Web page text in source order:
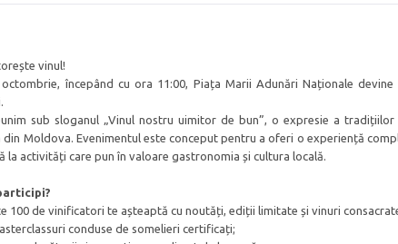
vinul!
începând cu ora 11:00, Piața Marii Adunări Naționale
sub sloganul „Vinul nostru uimitor de bun”, o expresie a
Moldova. Evenimentul este conceput pentru a oferi o experiență
la activități care pun în valoare gastronomia și cultura locală.
100 de vinificatori te așteaptă cu noutăți, ediții limitate și vinuri
conduse de somelieri certificați;